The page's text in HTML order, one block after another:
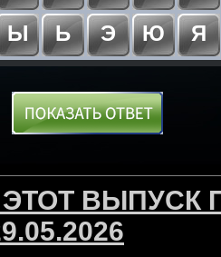
Ы Ь Э Ю Я
ВЫПУСК